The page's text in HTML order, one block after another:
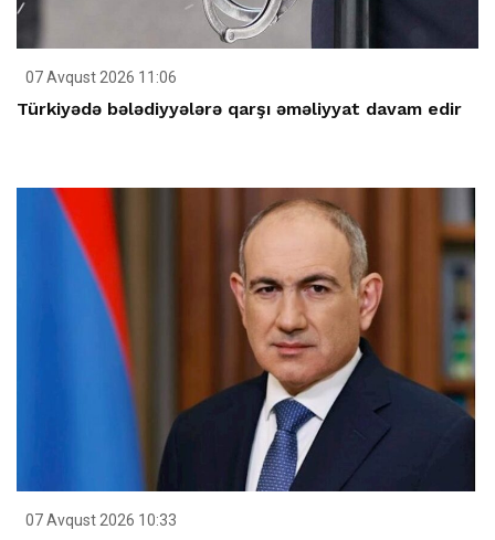
07 Avqust 2026 11:06
Türkiyədə bələdiyyələrə qarşı əməliyyat davam edir
07 Avqust 2026 10:33